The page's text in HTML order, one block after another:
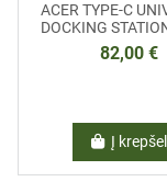
ACER TYPE-C
DOCKING
82,00 €
Į